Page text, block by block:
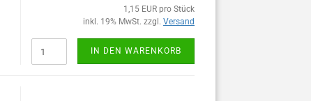
1,15 EUR pro Stück
inkl. 19% MwSt. zzgl. Versand
IN DEN WARENKORB